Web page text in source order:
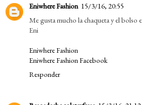
Eniwhere Fashion 15/3/16, 20:55
Me gusta mucho la chaqueta y el bolso
Eni
Eniwhere Fashion
Eniwhere Fashion Facebook
Responder